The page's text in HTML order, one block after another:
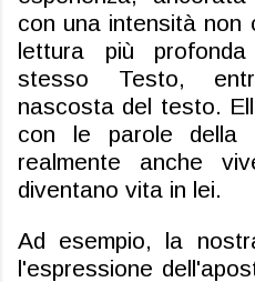
con una intensità non
lettura più
stesso Testo,
nascosta del testo.
con le parole della
realmente anche
diventano vita in lei.
Ad esempio, la
l'espressione